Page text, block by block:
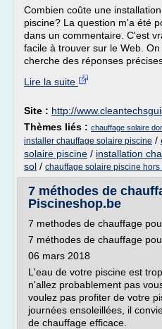
Combien coûte une
piscine? La question m'a été
dans un commentaire. C'est
facile à trouver sur le Web.
cherche des réponses
Lire la suite
Site : http://
Thèmes liés : chauffage solaire
installer chauffage solaire piscine /
solaire piscine / installation
sol / chauffage solaire piscine hors
7 méthodes de
Piscineshop.be
7 methodes de chauffage
7 méthodes de chauffage
06 mars 2018
L'eau de votre piscine est
n'allez probablement pas
voulez pas profiter de votre
journées ensoleillées, il
de chauffage efficace.